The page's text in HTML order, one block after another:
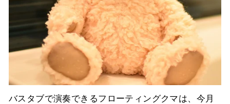
バスタブで演奏できるフローティングクマは、今月